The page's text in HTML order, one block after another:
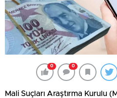
0 0
Mali Suçları Araştırma Kurulu